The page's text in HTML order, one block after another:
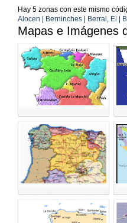
Hay 5 zonas con este mismo
Alocen | Berninches | Berral, El |
Mapas e Imágenes